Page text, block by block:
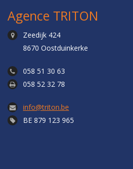
Agence TRITON
Zeedijk 424
8670 Oostduinkerke
058 51 30 63
058 52 32 78
info@triton.be
BE 879 123 965